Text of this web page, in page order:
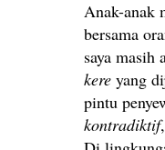
Anak-anak
bersama
saya masih
kere yang
pintu
kontradiktif